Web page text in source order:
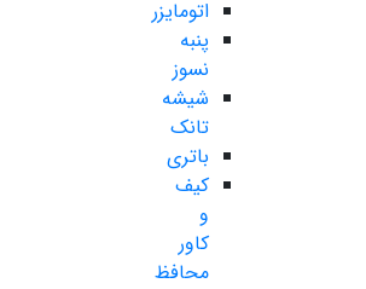
اتومایزر
پنبه
نسوز
شیشه
تانک
باتری
کیف
و
کاور
محافظ